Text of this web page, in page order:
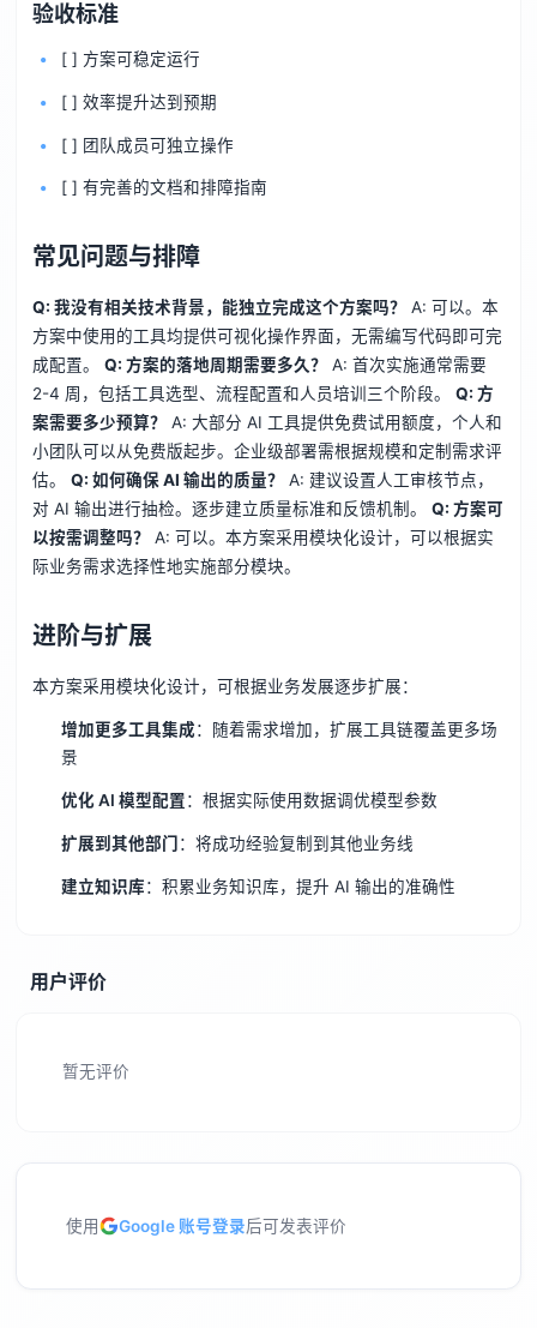
验收标准
[ ] 方案可稳定运行
[ ] 效率提升达到预期
[ ] 团队成员可独立操作
[ ] 有完善的文档和排障指南
常见问题与排障
Q: 我没有相关技术背景，能独立完成这个方案吗？
A: 可以。本
方案中使用的工具均提供可视化操作界面，无需编写代码即可完
成配置。 Q: 方案的落地周期需要多久？
A: 首次实施通常需要
2-4 周，包括工具选型、流程配置和人员培训三个阶段。 Q: 方
案需要多少预算？
A: 大部分 AI 工具提供免费试用额度，个人和
小团队可以从免费版起步。企业级部署需根据规模和定制需求评
估。 Q: 如何确保 AI 输出的质量？
A: 建议设置人工审核节点，
对 AI 输出进行抽检。逐步建立质量标准和反馈机制。 Q: 方案可
以按需调整吗？
A: 可以。本方案采用模块化设计，可以根据实
际业务需求选择性地实施部分模块。
进阶与扩展
本方案采用模块化设计，可根据业务发展逐步扩展：
增加更多工具集成：随着需求增加，扩展工具链覆盖更多场
景
优化 AI 模型配置：根据实际使用数据调优模型参数
扩展到其他部门 ：将成功经验复制到其他业务线
建立知识库：积累业务知识库，提升 AI 输出的准确性
用户评价
暂无评价
使用 Google 账号登录后可发表评价